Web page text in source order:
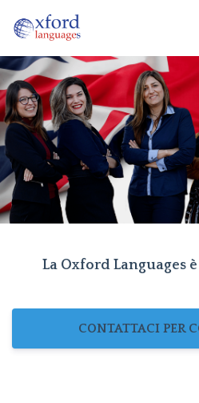
La Oxford Languages
CONTATTACI PER